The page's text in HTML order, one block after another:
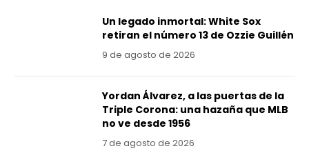
Un legado inmortal: White Sox
retiran el número 13 de Ozzie Guillén
9 de agosto de 2026
Yordan Álvarez, a las puertas de la
Triple Corona: una hazaña que MLB
no ve desde 1956
7 de agosto de 2026